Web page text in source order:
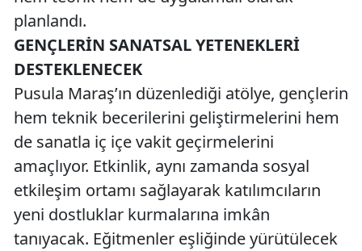
planlandı.
GENÇLERİN SANATSAL YETENEKLERİ
DESTEKLENECEK
Pusula Maraş’ın düzenlediği atölye, gençlerin
hem teknik becerilerini geliştirmelerini hem
de sanatla iç içe vakit geçirmelerini
amaçlıyor. Etkinlik, aynı zamanda sosyal
etkileşim ortamı sağlayarak katılımcıların
yeni dostluklar kurmalarına imkân
tanıyacak. Eğitmenler eşliğinde yürütülecek